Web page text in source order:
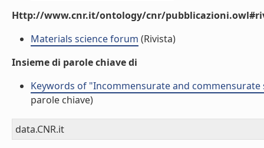
Http://www.cnr.it/ontology/cnr/
Materials science forum (Rivista)
Insieme di parole chiave di
Keywords of "Incommensurate and
parole chiave)
data.CNR.it